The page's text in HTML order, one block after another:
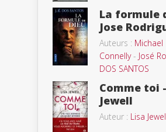
La formule
Jose
Auteurs : Michael
Connelly- José
DOS SANTOS
Comme toi
Jewell
Auteur : Lisa